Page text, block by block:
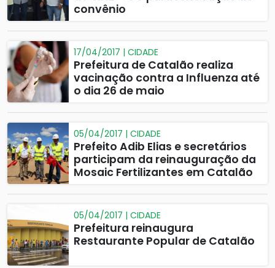
convênio
17/04/2017 | CIDADE
Prefeitura de Catalão realiza
vacinação contra a Influenza até
o dia 26 de maio
05/04/2017 | CIDADE
Prefeito Adib Elias e secretários
participam da reinauguração da
Mosaic Fertilizantes em Catalão
05/04/2017 | CIDADE
Prefeitura reinaugura
Restaurante Popular de Catalão